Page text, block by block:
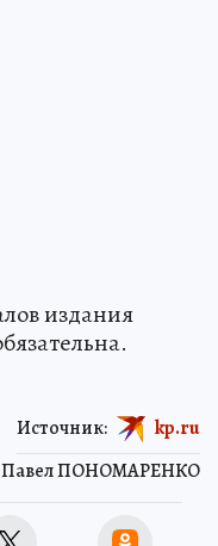
издания
Павел ПОНОМАРЕНКО
Источник: kp.ru